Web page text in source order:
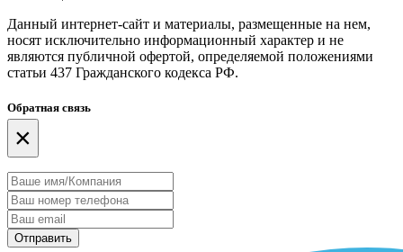
Данный интернет-сайт и материалы, размещенные на нем,
носят исключительно информационный характер и не
являются публичной офертой, определяемой положениями
статьи 437 Гражданского кодекса РФ.
Обратная связь
×
Отправить